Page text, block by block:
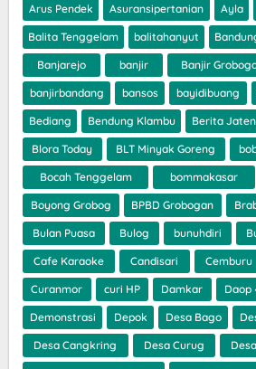
Arus Pendek Asuransipertanian Ayla
Balita Tenggelam balitahanyut
Banjarejo banjir Banjir
banjirbandang bansos bayidibuang
Bediang Bendung Klambu Berita
Blora Today BLT Minyak Goreng
Bocah Tenggelam bommakasar
Boyong Grobog BPBD Grobogan
Bulan Puasa Bulog bunuhdiri
Cafe Karaoke Candisari Cemburu
Curanmor curi HP Damkar Daop
Demonstrasi Depok Desa Bago
Desa Cangkring Desa Curug